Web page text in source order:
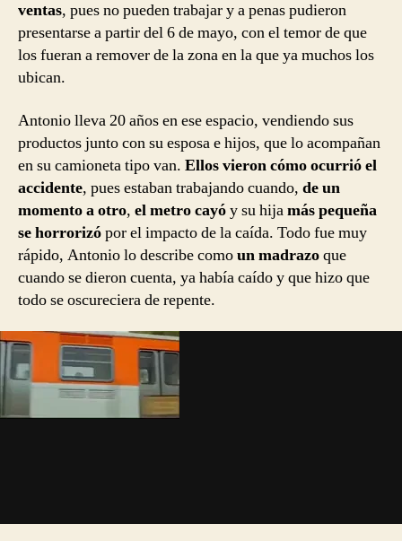
ventas, pues no pueden trabajar y a penas pudieron
presentarse a partir del 6 de mayo, con el temor de que
los fueran a remover de la zona en la que ya muchos los
ubican.
Antonio lleva 20 años en ese espacio, vendiendo sus
productos junto con su esposa e hijos, que lo acompañan
en su camioneta tipo van. Ellos vieron cómo ocurrió el
accidente, pues estaban trabajando cuando, de un
momento a otro, el metro cayóy su hijamás pequeña
se horrorizópor el impacto de la caída. Todo fue muy
rápido, Antonio lo describe comoun madrazoque
cuando se dieron cuenta, ya había caído y que hizo que
todo se oscureciera de repente.